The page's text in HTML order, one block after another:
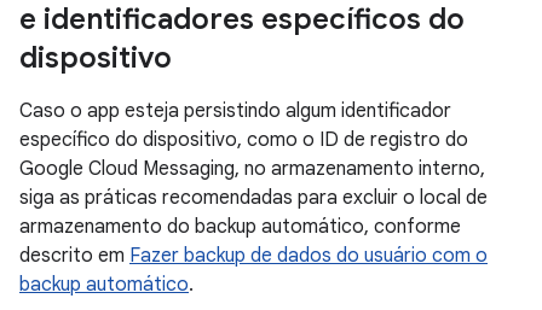
e identificadores específicos do
dispositivo
Caso o app esteja persistindo algum identificador
específico do dispositivo, como o ID de registro do
Google Cloud Messaging, no armazenamento interno,
siga as práticas recomendadas para excluir o local de
armazenamento do backup automático, conforme
descrito em Fazer backup de dados do usuário com o
backup automático.